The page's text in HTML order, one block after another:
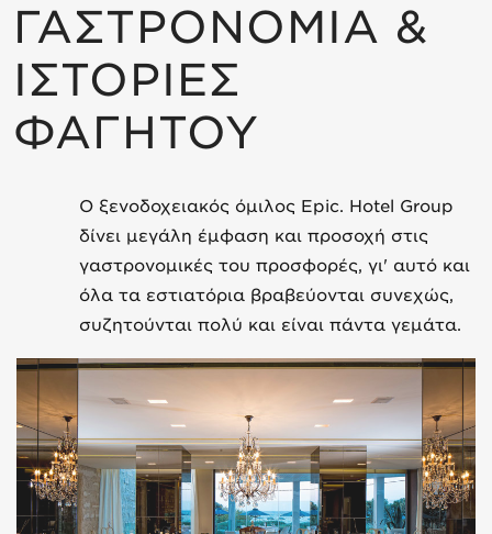
ΓΑΣΤΡΟΝΟΜΙΑ &
ΙΣΤΟΡΙΕΣ
ΦΑΓΗΤΟΥ
Ο ξενοδοχειακός όμιλος Epic. Hotel Group
δίνει μεγάλη έμφαση και προσοχή στις
γαστρονομικές του προσφορές, γι' αυτό και
όλα τα εστιατόρια βραβεύονται συνεχώς,
συζητούνται πολύ και είναι πάντα γεμάτα.